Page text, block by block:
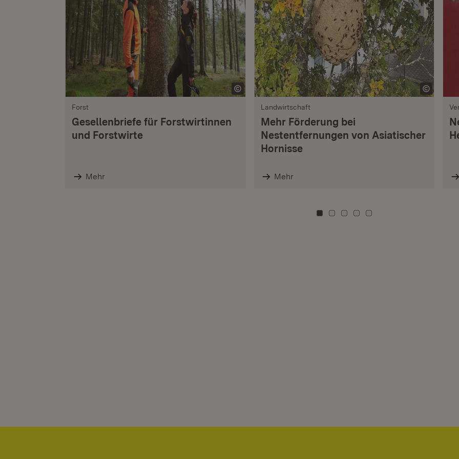
Forst
Gesellenbriefe für Forstwirtinnen
und Forstwirte
Mehr
Landwirtschaft
Mehr Förderung bei
Nestentfernungen von Asiatischer
Hornisse
Mehr
Zu Kachel: 0
Zu Kachel: 3
Zu Kachel: 6
Zu Kachel: 9
Zu Kachel: 12